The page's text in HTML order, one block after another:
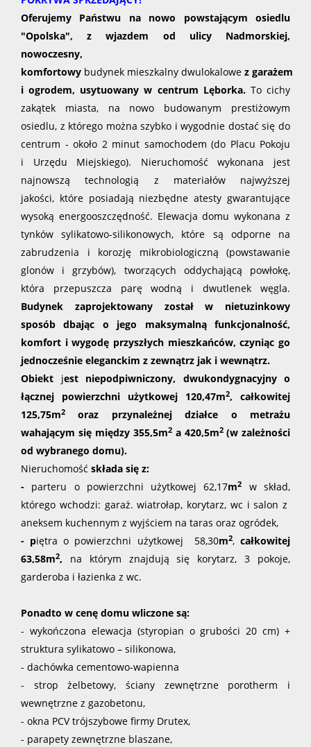
Oferujemy Państwu na nowo powstającym osiedlu
"Opolska", z wjazdem od ulicy Nadmorskiej,
nowoczesny,
komfortowy budynek mieszkalny dwulokalowe z garażem
i ogrodem, usytuowany w centrum Lęborka.To cichy
zakątek miasta, na nowo budowanym prestiżowym
osiedlu, z którego można szybko i wygodnie dostać się do
centrum - około 2 minut samochodem (do Placu Pokoju
i Urzędu Miejskiego). Nieruchomość wykonana jest
najnowszą technologią z materiałów najwyższej
jakości, któreposiadają niezbędne atesty gwarantujące
wysoką energooszczędność. Elewacja domu wykonana z
tynków sylikatowo-silikonowych, które są odporne na
zabrudzenia i korozję mikrobiologiczną (powstawanie
glonów i grzybów), tworzących oddychającą powłokę,
która przepuszcza parę wodną i dwutlenek węgla.
Budynek zaprojektowany został w nietuzinkowy
sposób dbając o jego maksymalną funkcjonalność,
komfort i wygodę przyszłych mieszkańców, czyniąc go
jednocześnie eleganckim z zewnątrz jak i wewnątrz.
Obiekt jest niepodpiwniczony, dwukondygnacyjny o
łącznej powierzchni użytkowej 120,47m2, całkowitej
125,75m2
oraz przynależnej działce o metrażu
wahającym się między 355,5m2 a 420,5m2 (w zależności
od wybranego domu).
Nieruchomość składa się z:
- parteru o powierzchni użytkowej 62,17m2
w skład,
którego wchodzi: garaż. wiatrołap, korytarz, wc i salon z
aneksem kuchennym z wyjściem na taras oraz ogródek,
- piętra o powierzchni użytkowej 58,30m2,całkowitej
63,58m2, na którym znajdują się korytarz, 3 pokoje,
garderoba i łazienka z wc.
Ponadto w cenę domu wliczone są:
- wykończona elewacja (styropian o grubości 20 cm) +
struktura sylikatowo – silikonowa,
- dachówka cementowo-wapienna
- strop żelbetowy, ściany zewnętrzne porotherm i
wewnętrzne z gazobetonu,
- okna PCV trójszybowe firmy Drutex,
- parapety zewnętrzne blaszane,